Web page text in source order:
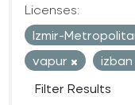
Licenses:
Izmir-
vapur
izban
Filter Results